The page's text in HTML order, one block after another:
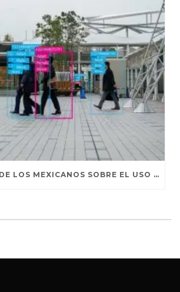
LA POSTURA DE LOS MEXICANOS SOBRE EL USO DE SUS DATOS